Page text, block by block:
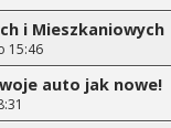
i Mieszkaniowych
15:46
auto jak nowe!